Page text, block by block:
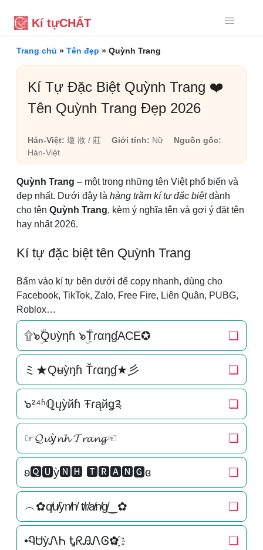
Kí tựCHẤT
Trang chủ » Tên đẹp » Quỳnh Trang
Kí Tự Đặc Biệt Quỳnh Trang ❤️
Tên Quỳnh Trang Đẹp 2026
Hán-Việt: 瓊 妝 / 莊 Giới tính: Nữ
Nguồn gốc:
Hán-Việt
Quỳnh Trang – một trong những tên Việt phổ biến và
đẹp nhất. Dưới đây là hàng trăm kí tự đặc biệtdành
cho tên Quỳnh Trang, kèm ý nghĩa tên và gợi ý đặt tên
hay nhất 2026.
Kí tự đặc biệt tên Quỳnh Trang
Bấm vào kí tự bên dưới để copy nhanh, dùng cho
Facebook, TikTok, Zalo, Free Fire, Liên Quân, PUBG,
Roblox…
۩๖ۣۜQυỳηɦ ๖ۣۜTɾαηɠACE✪ ❏
ミ★Qʉỳŋɦ Ťɾαŋɠ★彡 ❏
๖²⁴ʱℚųỳйɦ Ŧɾąйǥ༉ ❏
☞𝓠𝓾ỳ𝓷𝓱 𝓣𝓻𝓪𝓷𝓰☜ ❏
ʚ🆀🆄ỳ🅽🅷 🆃🆁🅰🅽🅶ɞ ❏
︵✿q̸u̸ỳn̸h̸ t̸r̸a̸n̸g̸‿✿ ❏
•ᏄᏌỳᏁᏂ ᎿᖇᎯᏁᎶ✿҈ ❏